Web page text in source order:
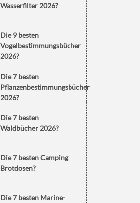
Wasserfilter 2026?
Die 9 besten
Vogelbestimmungsbücher
2026?
Die 7 besten
Pflanzenbestimmungsbücher
2026?
Die 7 besten
Waldbücher 2026?
Die 7 besten Camping
Brotdosen?
Die 7 besten Marine-